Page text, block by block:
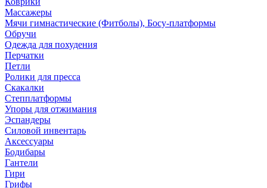
Массажеры
Мячи гимнастические (Фитболы), Босу-платформы
Обручи
Одежда для похудения
Перчатки
Петли
Ролики для пресса
Скакалки
Степплатформы
Упоры для отжимания
Эспандеры
Силовой инвентарь
Аксессуары
Бодибары
Гантели
Гири
Грифы